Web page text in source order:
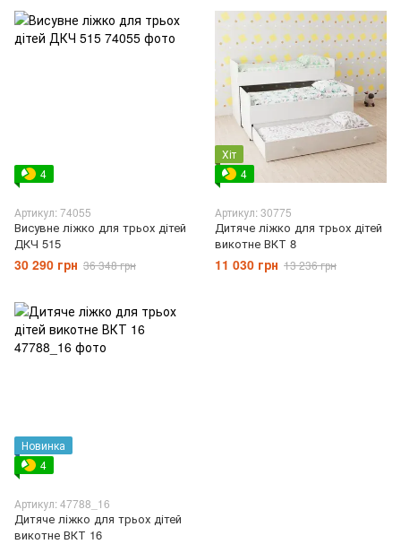
4
Артикул: 74055
Висувне ліжко для трьох дітей
ДКЧ 515
30 290 грн 36 348 грн
Хіт
4
Артикул: 30775
Дитяче ліжко для трьох дітей
викотне ВКТ 8
11 030 грн 13 236 грн
Новинка
4
Артикул: 47788_16
Дитяче ліжко для трьох дітей
викотне ВКТ 16